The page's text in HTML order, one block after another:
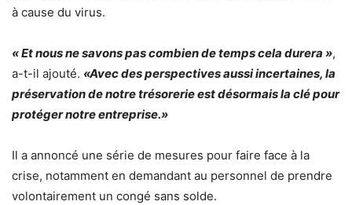
à cause du virus.
« Et nous ne savons pas combien de temps cela durera »,
a-t-il ajouté. «Avec des perspectives aussi incertaines, la
préservation de notre trésorerie est désormais la clé pour
protéger notre entreprise.»
Il a annoncé une série de mesures pour faire face à la
crise, notamment en demandant au personnel de prendre
volontairement un congé sans solde.